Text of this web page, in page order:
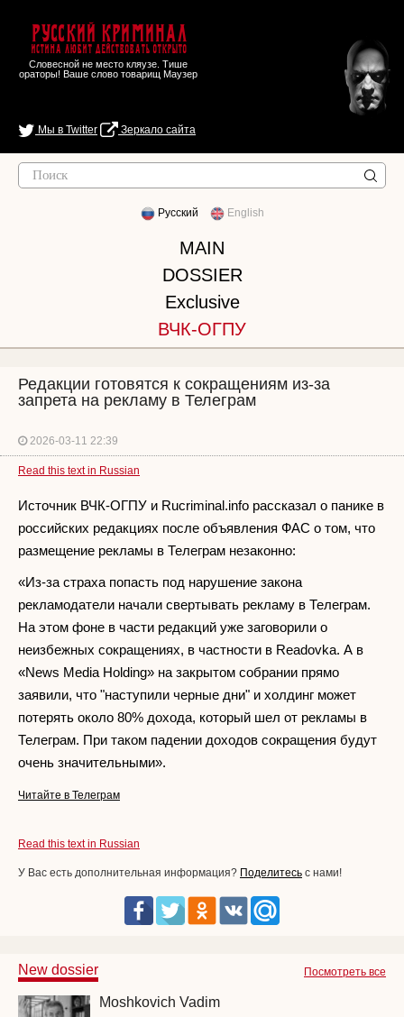
Русский Криминал
Истина любит действовать открыто
Словесной не место кляузе. Тише
ораторы! Ваше слово товарищ Маузер
Мы в Twitter Зеркало сайта
Русский English
MAIN
DOSSIER
Exclusive
ВЧК-ОГПУ
Редакции готовятся к сокращениям из-за
запрета на рекламу в Телеграм
2026-03-11 22:39
Read this text in Russian
Источник ВЧК-ОГПУ и Rucriminal.info рассказал о панике в
российских редакциях после объявления ФАС о том, что
размещение рекламы в Телеграм незаконно:
«Из-за страха попасть под нарушение закона
рекламодатели начали свертывать рекламу в Телеграм.
На этом фоне в части редакций уже заговорили о
неизбежных сокращениях, в частности в Readovka. А в
«News Media Holding» на закрытом собрании прямо
заявили, что "наступили черные дни" и холдинг может
потерять около 80% дохода, который шел от рекламы в
Телеграм. При таком падении доходов сокращения будут
очень значительными».
Читайте в Телеграм
Read this text in Russian
У Вас есть дополнительная информация? Поделитесь с нами!
Посмотреть все
New dossier
Moshkovich Vadim